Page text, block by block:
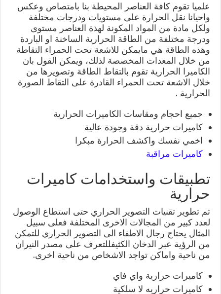
علميا تقوم كافة العناصر المحيطة بنا بامتصاص وعكس
واحيانا نقل الحرارة على مستويات ودرجات مختلفة
ولكل مادة من المواد المكونة لهذة العناصر مستوى
ودرجة مختلفة من الطاقة الحرارية الساخنة او الباردة
وهذه الطاقة هي مايمكن للاشعة تحت الحمراء التقاطة
من خلال المعدات المخصصة لذلك، ويمكن القول بان
الكاميرا الحرارية تقوم بالتقاط الطاقة وتصويرها من
خلال الاشعة تحت الحمراء القادرة على التقاط الصورة
الحرارية .
جميع احجام ومقاسات الكاميرات الحرارية
كاميرات حرارية دقة وجودة عالية
اخمي نفسك واكشف الحرارة مبكرا
كاميرات مراقبة
تطبيقات واستخدامات كاميرات
حرارية
تم تطوير تقنيات التصوير الحراري حتى استطاع الوصول
لعدد كبير من المجالات الاخرى المختلفة فعلى سبيل
المثال يحتاج رجال الاطفاء الى التصوير الحراري للتمكن
من الرؤية عبر الدخان الكثيفللتعرف على مصدر النيران
من ناحية واماكن تواجد الاشخاص من ناحية اخرى.
كاميرات حرارية واي فاي
كاميرات حراريه لا سلكية